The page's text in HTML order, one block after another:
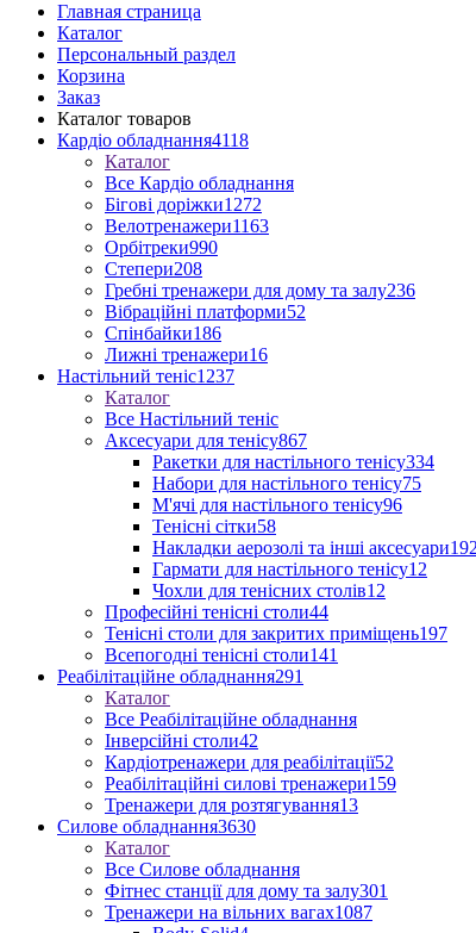
Главная страница
Каталог
Персональный раздел
Корзина
Заказ
Каталог товаров
Кардіо обладнання4118
Каталог
Все Кардіо обладнання
Бігові доріжки1272
Велотренажери1163
Орбітреки990
Степери208
Гребні тренажери для дому та залу236
Вібраційні платформи52
Спінбайки186
Лижні тренажери16
Настільний теніс1237
Каталог
Все Настільний теніс
Аксесуари для тенісу867
Ракетки для настільного тенісу334
Набори для настільного тенісу75
М'ячі для настільного тенісу96
Тенісні сітки58
Накладки аерозолі та інші аксесуари192
Гармати для настільного тенісу12
Чохли для тенісних столів12
Професійні тенісні столи44
Тенісні столи для закритих приміщень197
Всепогодні тенісні столи141
Реабілітаційне обладнання291
Каталог
Все Реабілітаційне обладнання
Інверсійні столи42
Кардіотренажери для реабілітації52
Реабілітаційні силові тренажери159
Тренажери для розтягування13
Силове обладнання3630
Каталог
Все Силове обладнання
Фітнес станції для дому та залу301
Тренажери на вільних вагах1087